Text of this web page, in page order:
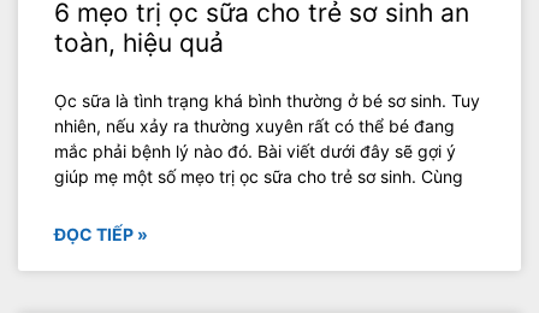
6 mẹo trị ọc sữa cho trẻ sơ sinh an
toàn, hiệu quả
Ọc sữa là tình trạng khá bình thường ở bé sơ sinh. Tuy
nhiên, nếu xảy ra thường xuyên rất có thể bé đang
mắc phải bệnh lý nào đó. Bài viết dưới đây sẽ gợi ý
giúp mẹ một số mẹo trị ọc sữa cho trẻ sơ sinh. Cùng
ĐỌC TIẾP »